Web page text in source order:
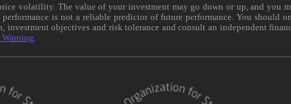
volatility. The value of your investment may go down or up, and you
is not a reliable predictor of future performance. You
objectives and risk tolerance and consult an independent